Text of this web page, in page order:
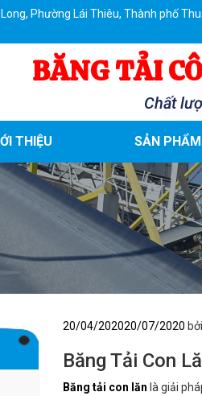
Phường Lái Thiêu, Thành phố
BĂNG TẢI
Chất
THIỆU SẢN PHẨM
Đăng
20/04/202020/07/2020 bởi
Băng Tải Con
Băng tải con lăn là giải